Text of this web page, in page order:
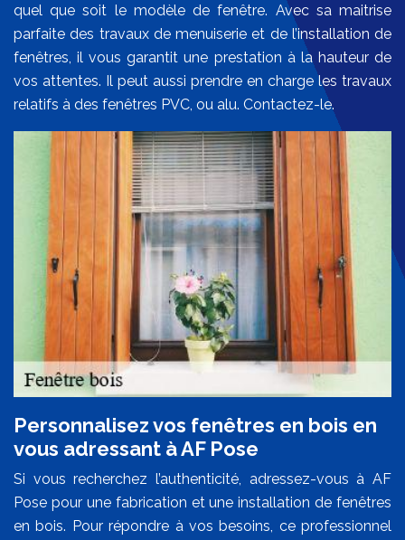
quel que soit le modèle de fenêtre. Avec sa maitrise
parfaite des travaux de menuiserie et de l’installation de
fenêtres, il vous garantit une prestation à la hauteur de
vos attentes. Il peut aussi prendre en charge les travaux
relatifs à des fenêtres PVC, ou alu. Contactez-le.
Personnalisez vos fenêtres en bois en
vous adressant à AF Pose
Si vous recherchez l’authenticité, adressez-vous à AF
Pose pour une fabrication et une installation de fenêtres
en bois. Pour répondre à vos besoins, ce professionnel